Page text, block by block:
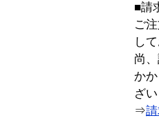
■請
ご
し
尚
か
ざい
⇒